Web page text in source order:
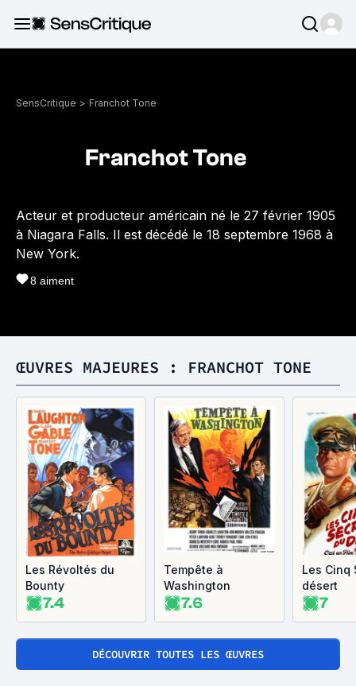
SensCritique > Franchot Tone
Franchot Tone
Acteur et producteur américain né le 27 février 1905
à Niagara Falls. Il est décédé le 18 septembre 1968 à
New York.
8 aiment
ŒUVRES MAJEURES : FRANCHOT TONE
Les Révoltés du
Bounty
7.4
Tempête à
Washington
7.6
Les Cinq
désert
7
DÉCOUVRIR TOUTES LES ŒUVRES